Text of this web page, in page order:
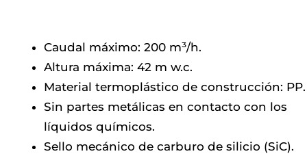
Caudal máximo: 200 m³/h.
Altura máxima: 42 m w.c.
Material termoplástico de construcción: PP.
Sin partes metálicas en contacto con los
líquidos químicos.
Sello mecánico de carburo de silicio (SiC).